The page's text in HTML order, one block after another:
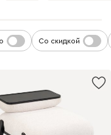
Со скидкой